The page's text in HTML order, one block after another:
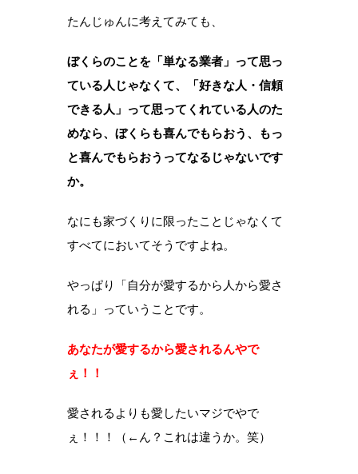
たんじゅんに考えてみても、
ぼくらのことを「単なる業者」って思っ
ている人じゃなくて、「好きな人・信頼
できる人」って思ってくれている人のた
めなら、ぼくらも喜んでもらおう、もっ
と喜んでもらおうってなるじゃないです
か。
なにも家づくりに限ったことじゃなくて
すべてにおいてそうですよね。
やっぱり「自分が愛するから人から愛さ
れる」っていうことです。
あなたが愛するから愛されるんやで
ぇ！！
愛されるよりも愛したいマジでやで
ぇ！！！（←ん？これは違うか。笑）